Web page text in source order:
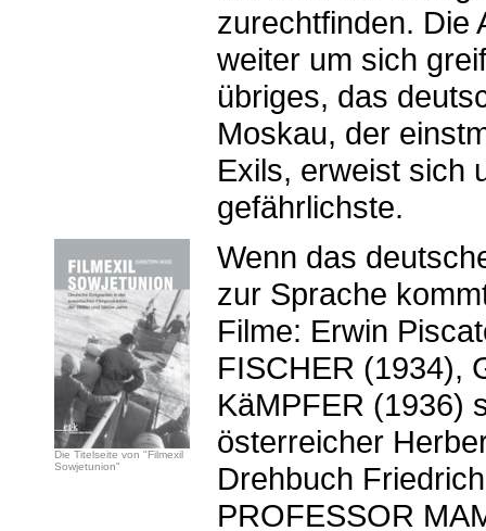
zurechtfinden. Die
weiter um sich
übriges, das
Moskau, der
Exils, erweist sich
gefährlichste.
Die Titelseite von "Filmexil
Sowjetunion"
Wenn das
zur Sprache
Filme: Erwin
FISCHER (1934),
KäMPFER (1936)
österreicher
Drehbuch
PROFESSOR